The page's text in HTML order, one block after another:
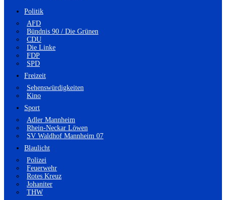
Politik
AFD
Bündnis 90 / Die Grünen
CDU
Die Linke
FDP
SPD
Freizeit
Sehenswürdigkeiten
Kino
Sport
Adler Mannheim
Rhein-Neckar Löwen
SV Waldhof Mannheim 07
Blaulicht
Polizei
Feuerwehr
Rotes Kreuz
Johaniter
THW